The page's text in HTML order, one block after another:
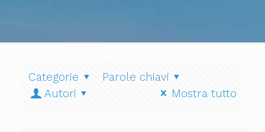
Categorie
Parole chiavi
Autori
Mostra tutto